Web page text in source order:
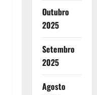
Outubro
2025
Setembro
2025
Agosto